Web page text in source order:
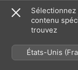
DMITRI
Moderato, Op. 40a
III.
Maya
contenu
trouvez
États-Unis
France)